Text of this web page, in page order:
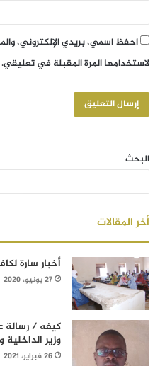
احفظ اسمي، بريدي الإلكتروني،
لاستخدامها المرة المقبلة في تعليقي.
البحث
أخر المقالات
أخبار سارة
27 يونيو، 2020
كيفه / رسالة
وزير الداخلية
26 فبراير، 2021